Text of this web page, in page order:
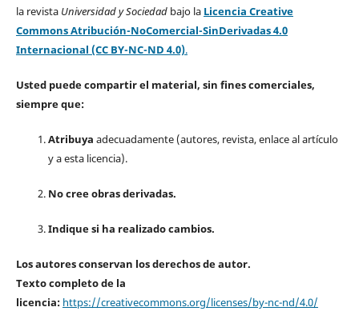
la revista Universidad y Sociedad bajo la Licencia Creative
Commons Atribución-NoComercial-SinDerivadas 4.0
Internacional (CC BY-NC-ND 4.0).
Usted puede compartir el material, sin fines comerciales,
siempre que:
Atribuya adecuadamente (autores, revista, enlace al artículo
y a esta licencia).
No cree obras derivadas.
Indique si ha realizado cambios.
Los autores conservan los derechos de autor.
Texto completo de la
licencia: https://creativecommons.org/licenses/by-nc-nd/4.0/